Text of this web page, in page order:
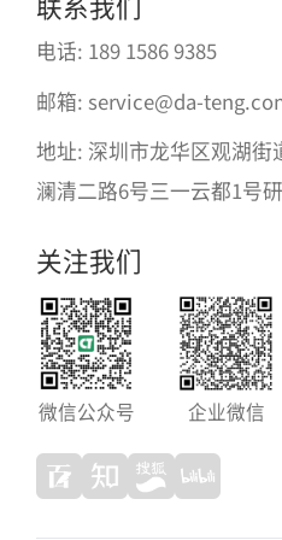
电话: 189 1586 9385
邮箱: service@da-
地址: 深圳市龙华区观湖街
澜清二路6号三一云都1号
关注我们
微信公众号 企业微信